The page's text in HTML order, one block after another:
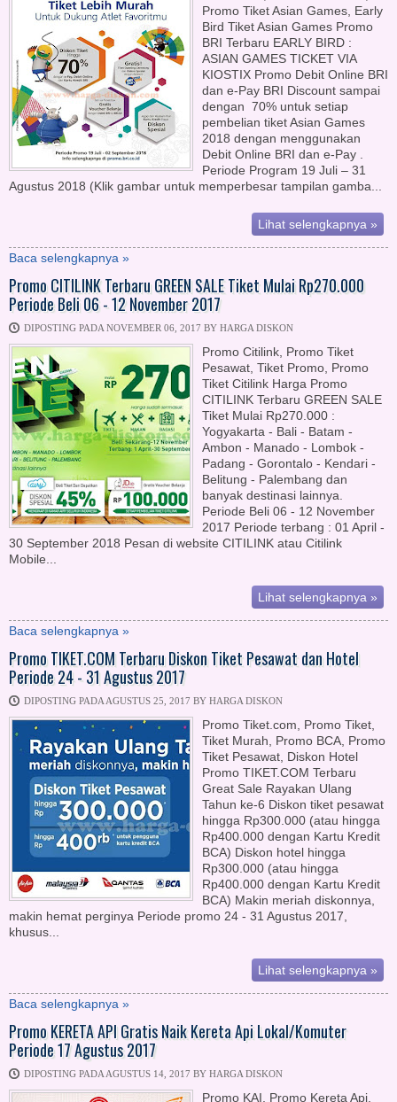
Promo Tiket Asian Games, Early
Bird Tiket Asian Games Promo
BRI Terbaru EARLY BIRD :
ASIAN GAMES TICKET VIA
KIOSTIX Promo Debit Online BRI
dan e-Pay BRI Discount sampai
dengan 70% untuk setiap
pembelian tiket Asian Games
2018 dengan menggunakan
Debit Online BRI dan e-Pay .
Periode Program 19 Juli – 31
Agustus 2018 (Klik gambar untuk memperbesar tampilan gamba...
Lihat selengkapnya »
Baca selengkapnya »
Promo CITILINK Terbaru GREEN SALE Tiket Mulai Rp270.000
Periode Beli 06 - 12 November 2017
DIPOSTING PADA NOVEMBER 06, 2017 BY HARGA DISKON
Promo Citilink, Promo Tiket
Pesawat, Tiket Promo, Promo
Tiket Citilink Harga Promo
CITILINK Terbaru GREEN SALE
Tiket Mulai Rp270.000 :
Yogyakarta - Bali - Batam -
Ambon - Manado - Lombok -
Padang - Gorontalo - Kendari -
Belitung - Palembang dan
banyak destinasi lainnya.
Periode Beli 06 - 12 November
2017 Periode terbang : 01 April -
30 September 2018 Pesan di website CITILINK atau Citilink
Mobile...
Lihat selengkapnya »
Baca selengkapnya »
Promo TIKET.COM Terbaru Diskon Tiket Pesawat dan Hotel
Periode 24 - 31 Agustus 2017
DIPOSTING PADA AGUSTUS 25, 2017 BY HARGA DISKON
Promo Tiket.com, Promo Tiket,
Tiket Murah, Promo BCA, Promo
Tiket Pesawat, Diskon Hotel
Promo TIKET.COM Terbaru
Great Sale Rayakan Ulang
Tahun ke-6 Diskon tiket pesawat
hingga Rp300.000 (atau hingga
Rp400.000 dengan Kartu Kredit
BCA) Diskon hotel hingga
Rp300.000 (atau hingga
Rp400.000 dengan Kartu Kredit
BCA) Makin meriah diskonnya,
makin hemat perginya Periode promo 24 - 31 Agustus 2017,
khusus...
Lihat selengkapnya »
Baca selengkapnya »
Promo KERETA API Gratis Naik Kereta Api Lokal/Komuter
Periode 17 Agustus 2017
DIPOSTING PADA AGUSTUS 14, 2017 BY HARGA DISKON
Promo KAI, Promo Kereta Api,